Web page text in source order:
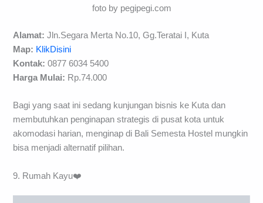
foto by pegipegi.com
Alamat: Jln.Segara Merta No.10, Gg.Teratai I, Kuta
Map: KlikDisini
Kontak: 0877 6034 5400
Harga Mulai: Rp.74.000
Bagi yang saat ini sedang kunjungan bisnis ke Kuta dan
membutuhkan penginapan strategis di pusat kota untuk
akomodasi harian, menginap di Bali Semesta Hostel mungkin
bisa menjadi alternatif pilihan.
9. Rumah Kayu❤️